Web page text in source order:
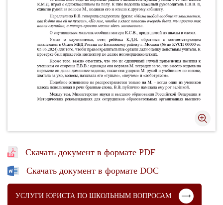
Скачать документ в формате PDF
Скачать документ в формате DOC
УСЛУГИ ЮРИСТА ПО ШКОЛЬНЫМ ВОПРОСАМ